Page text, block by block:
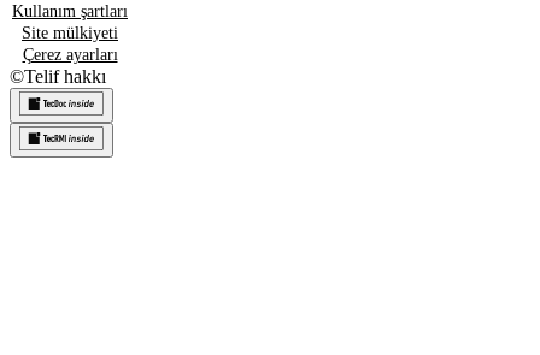
Kullanım şartları
Site mülkiyeti
Çerez ayarları
©Telif hakkı